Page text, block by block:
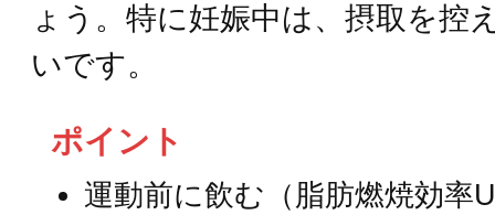
ょう。特に妊娠中は、摂取を控
いです。
ポイント
運動前に飲む（脂肪燃焼効率